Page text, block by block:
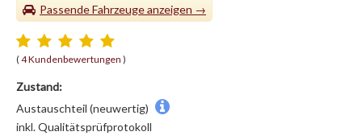
Passende Fahrzeuge
(4 Kundenbewertungen )
Zustand:
Austauschteil (neuwertig)
inkl. Qualitätsprüfprotokoll